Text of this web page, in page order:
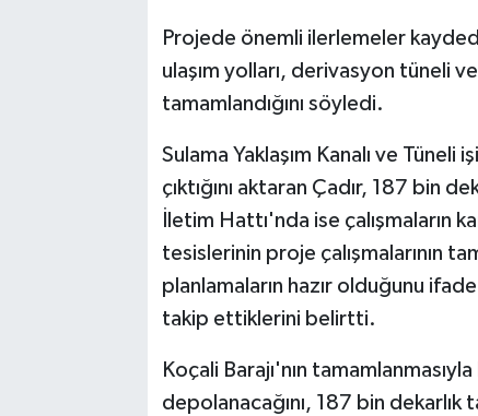
Projede önemli ilerlemeler
ulaşım yolları, derivasyon tüneli
tamamlandığını söyledi.
Sulama Yaklaşım Kanalı ve
çıktığını aktaran Çadır, 187 bin
İletim Hattı'nda ise çalışmaların
tesislerinin proje çalışmalarının
planlamaların hazır olduğunu ifade
takip ettiklerini belirtti.
Koçali Barajı'nın
depolanacağını, 187 bin dekarlık